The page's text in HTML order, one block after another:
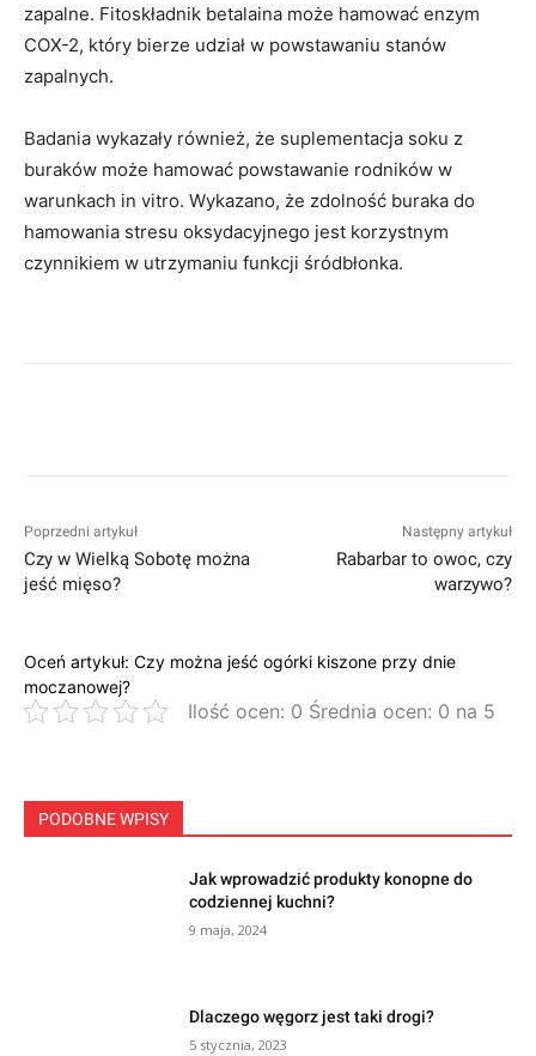
zapalne. Fitoskładnik betalaina może hamować enzym
COX-2, który bierze udział w powstawaniu stanów
zapalnych.
Badania wykazały również, że suplementacja soku z
buraków może hamować powstawanie rodników w
warunkach in vitro. Wykazano, że zdolność buraka do
hamowania stresu oksydacyjnego jest korzystnym
czynnikiem w utrzymaniu funkcji śródbłonka.
Poprzedni artykuł
Czy w Wielką Sobotę można
jeść mięso?
Następny artykuł
Rabarbar to owoc, czy
warzywo?
Oceń artykuł: Czy można jeść ogórki kiszone przy dnie
moczanowej?
Ilość ocen: 0 Średnia ocen: 0 na 5
PODOBNE WPISY
Jak wprowadzić produkty konopne do
codziennej kuchni?
9 maja, 2024
Dlaczego węgorz jest taki drogi?
5 stycznia, 2023